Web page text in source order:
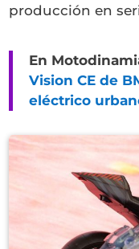
producción en
En
Vision CE de
eléctrico